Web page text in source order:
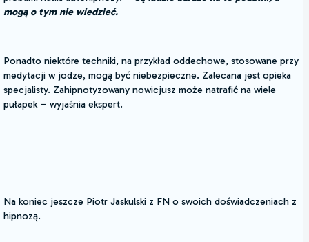
mogą o tym nie wiedzieć.
Ponadto niektóre techniki, na przykład oddechowe, stosowane przy
medytacji w jodze, mogą być niebezpieczne. Zalecana jest opieka
specjalisty. Zahipnotyzowany nowicjusz może natrafić na wiele
pułapek – wyjaśnia ekspert.
Na koniec jeszcze Piotr Jaskulski z FN o swoich doświadczeniach z
hipnozą.